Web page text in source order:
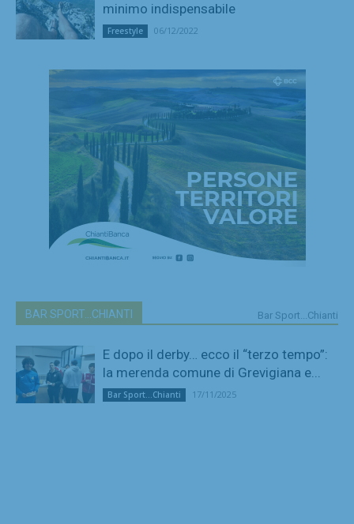
minimo indispensabile
Freestyle 06/12/2022
BAR SPORT...CHIANTI Bar Sport...Chianti
E dopo il derby… ecco il “terzo tempo”:
la merenda comune di Grevigiana e...
Bar Sport...Chianti 17/11/2025